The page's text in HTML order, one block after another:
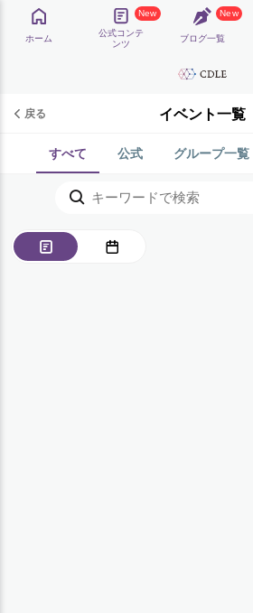
ホーム
New
公式コンテ
ンツ
New
ブログ一覧
戻る イベント一覧
すべて 公式 グループ一覧